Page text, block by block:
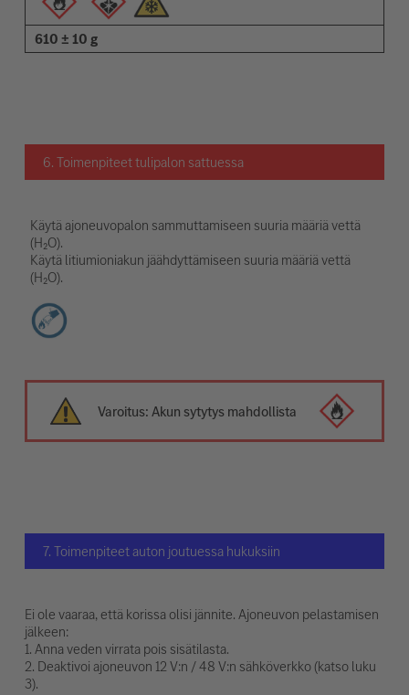
610 ± 10 g
6. Toimenpiteet tulipalon sattuessa
Käytä ajoneuvopalon sammuttamiseen suuria määriä vettä
(H₂O).
Käytä litiumioniakun jäähdyttämiseen suuria määriä vettä
(H₂O).
Varoitus: Akun sytytys mahdollista
7. Toimenpiteet auton joutuessa hukuksiin
Ei ole vaaraa, että korissa olisi jännite. Ajoneuvon pelastamisen
jälkeen:
1. Anna veden virrata pois sisätilasta.
2. Deaktivoi ajoneuvon 12 V:n / 48 V:n sähköverkko (katso luku
3).